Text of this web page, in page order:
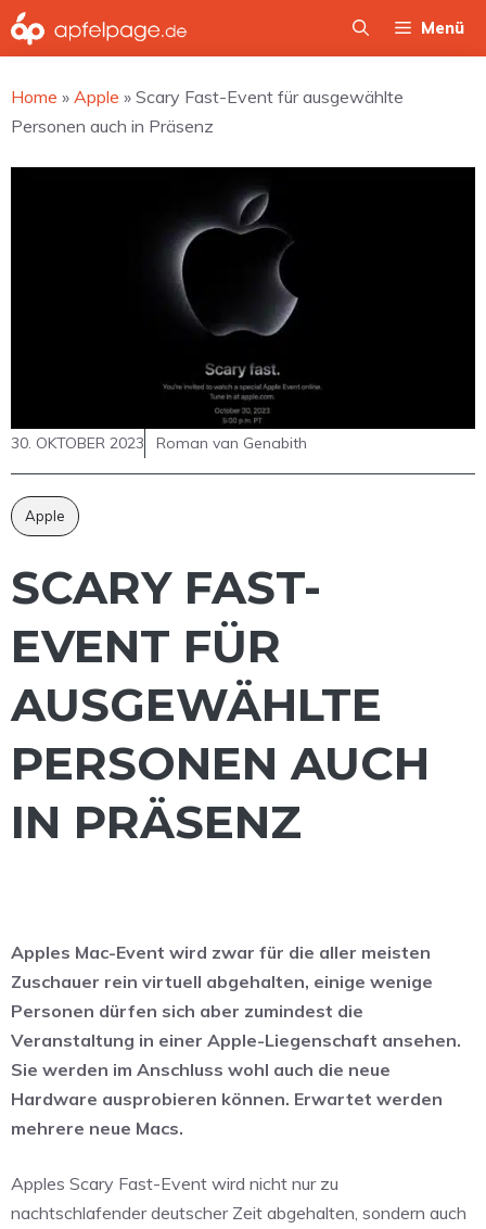
Zum
Inhalt
Menü
Home » Apple » Scary Fast-Event für ausgewählte
Personen auch in Präsenz
30. OKTOBER 2023 Roman van Genabith
Apple
SCARY FAST-
EVENT FÜR
AUSGEWÄHLTE
PERSONEN AUCH
IN PRÄSENZ
Apples Mac-Event wird zwar für die aller meisten
Zuschauer rein virtuell abgehalten, einige wenige
Personen dürfen sich aber zumindest die
Veranstaltung in einer Apple-Liegenschaft ansehen.
Sie werden im Anschluss wohl auch die neue
Hardware ausprobieren können. Erwartet werden
mehrere neue Macs.
Apples Scary Fast-Event wird nicht nur zu
nachtschlafender deutscher Zeit abgehalten, sondern auch